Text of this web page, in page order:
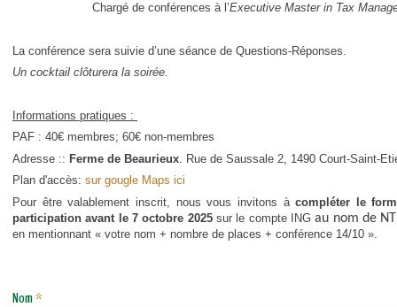
Chargé de conférences à l’Executive Master in Tax
La conférence sera suivie d’une séance de Questions-Réponses.
Un cocktail clôturera la soirée.
Informations pratiques :
PAF : 40€ membres; 60€ non-membres
Adresse :: Ferme de Beaurieux . Rue de Saussale 2, 1490 Court-Saint-
Plan d'accès: sur gougle Maps ici
Pour être valablement inscrit, nous vous invitons àcompléter le
participation avant le 7 octobre 2025 sur le compte INGau nom de
en mentionnant « votre nom + nombre de places + conférence 14/10 ».
Nom *